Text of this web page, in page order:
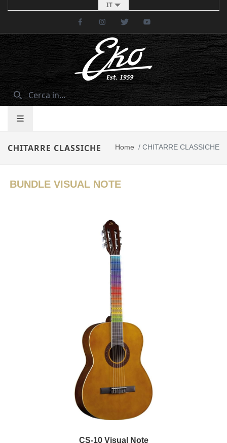
IT
FacebookInstagramTwitter
CHITARRE CLASSICHE Home / CHITARRE CLASSICHE
BUNDLE VISUAL NOTE
CS-10 Visual Note